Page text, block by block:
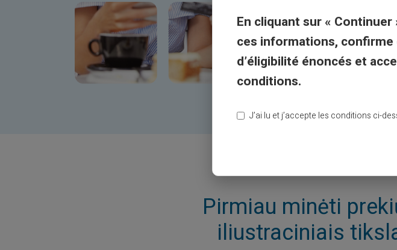
Pirmiau minėti
iliustraciniais
En cliquant sur «
ces informations, confirme
d’éligibilité énoncés et
conditions.
J’ai lu et j’accepte les conditions ci-